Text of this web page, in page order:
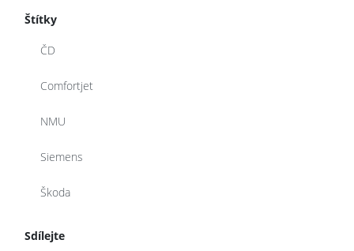
Štítky
ČD
Comfortjet
NMU
Siemens
Škoda
Sdílejte